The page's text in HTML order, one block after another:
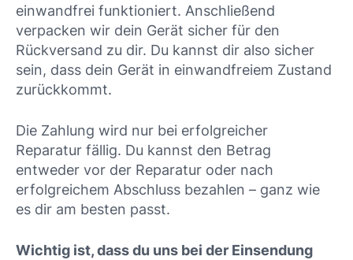
einwandfrei funktioniert. Anschließend
verpacken wir dein Gerät sicher für den
Rückversand zu dir. Du kannst dir also sicher
sein, dass dein Gerät in einwandfreiem Zustand
zurückkommt.
Die Zahlung wird nur bei erfolgreicher
Reparatur fällig. Du kannst den Betrag
entweder vor der Reparatur oder nach
erfolgreichem Abschluss bezahlen – ganz wie
es dir am besten passt.
Wichtig ist, dass du uns bei der Einsendung